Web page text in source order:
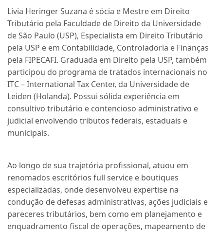
Livia Heringer Suzana é sócia e Mestre em Direito
Tributário pela Faculdade de Direito da Universidade
de São Paulo (USP), Especialista em Direito Tributário
pela USP e em Contabilidade, Controladoria e Finanças
pela FIPECAFI. Graduada em Direito pela USP, também
participou do programa de tratados internacionais no
ITC – International Tax Center, da Universidade de
Leiden (Holanda). Possui sólida experiência em
consultivo tributário e contencioso administrativo e
judicial envolvendo tributos federais, estaduais e
municipais.
Ao longo de sua trajetória profissional, atuou em
renomados escritórios full service e boutiques
especializadas, onde desenvolveu expertise na
condução de defesas administrativas, ações judiciais e
pareceres tributários, bem como em planejamento e
enquadramento fiscal de operações, mapeamento de